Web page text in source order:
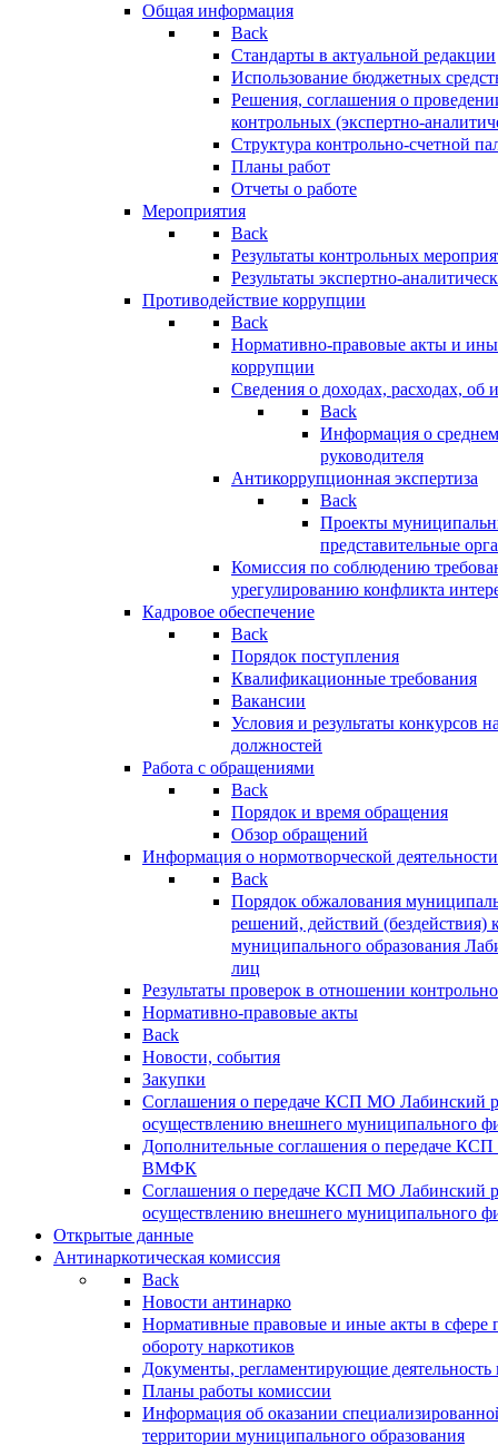
Общая информация
Back
Стандарты в актуальной редакции
Использование бюджетных
Решения, соглашения о
контрольных (экспертно-
Структура контрольно-счетной
Планы работ
Отчеты о работе
Мероприятия
Back
Результаты контрольных
Результаты экспертно-
Противодействие коррупции
Back
Нормативно-правовые акты и
коррупции
Сведения о доходах, расходах, об
Back
Информация о
руководителя
Антикоррупционная экспертиза
Back
Проекты
представительные
Комиссия по соблюдению
урегулированию конфликта
Кадровое обеспечение
Back
Порядок поступления
Квалификационные требования
Вакансии
Условия и результаты конкурсов
должностей
Работа с обращениями
Back
Порядок и время обращения
Обзор обращений
Информация о нормотворческой деятельности
Back
Порядок обжалования
решений, действий (бездействия)
муниципального образования
лиц
Результаты проверок в отношении
Нормативно-правовые акты
Back
Новости, события
Закупки
Соглашения о передаче КСП МО Лабинский
осуществлению внешнего муниципального
Дополнительные соглашения о передаче
ВМФК
Соглашения о передаче КСП МО Лабинский
осуществлению внешнего муниципального
Открытые данные
Антинаркотическая комиссия
Back
Новости антинарко
Нормативные правовые и иные акты в сфере
обороту наркотиков
Документы, регламентирующие деятельность
Планы работы комиссии
Информация об оказании
территории муниципального образования